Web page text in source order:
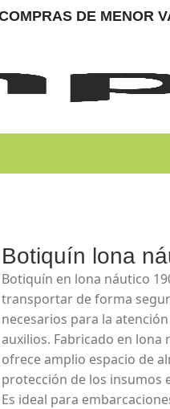
DE MENOR
Botiquín lona
Botiquín en lona náutico
transportar de forma
necesarios para la
auxilios. Fabricado en
ofrece amplio espacio de
protección de los insumos
Es ideal para